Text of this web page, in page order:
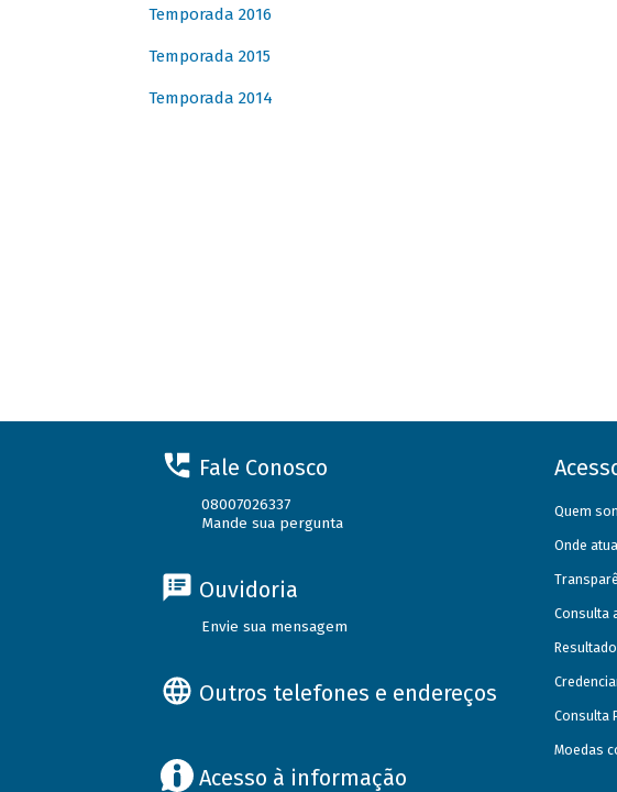
Temporada 2016
Temporada 2015
Temporada 2014
Fale Conosco
08007026337
Mande sua pergunta
Ouvidoria
Envie sua mensagem
Outros telefones e endereços
Acesso à informação
Quem
Onde
Consulta
Consulta
Moedas